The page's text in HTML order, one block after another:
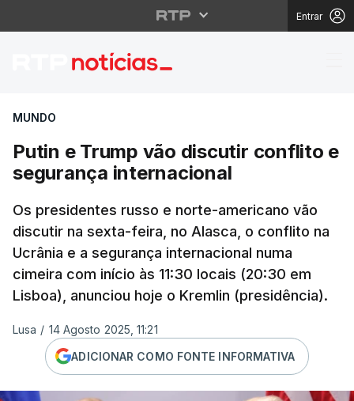
Entrar
Putin e Trump vão
MUNDO
Putin e Trump vão discutir conflito e
segurança internacional
Os presidentes russo e norte-americano vão
discutir na sexta-feira, no Alasca, o conflito na
Ucrânia e a segurança internacional numa
cimeira com início às 11:30 locais (20:30 em
Lisboa), anunciou hoje o Kremlin (presidência).
Lusa / 14 Agosto 2025, 11:21
ADICIONAR COMO FONTE INFORMATIVA